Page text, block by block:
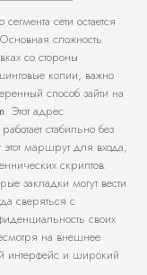
сети остается
сложность
со стороны
копии, важно
способ зайти на
. Этот адрес
стабильно без
маршрут для входа,
скриптов.
закладки могут вести
сверяться с
своих
на внешнее
интерфейс и широкий